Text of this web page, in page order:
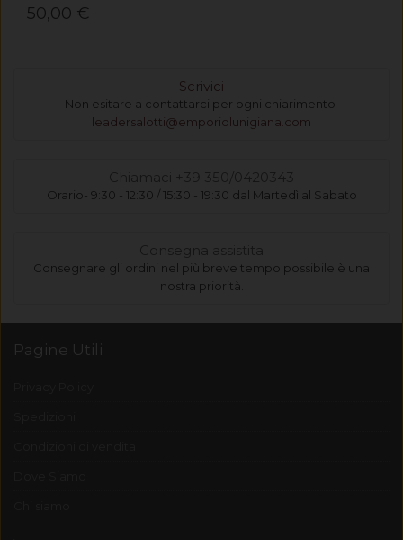
50,00 €
Scrivici
Non esitare a contattarci per ogni chiarimento
leadersalotti@emporiolunigiana.com
Chiamaci +39 350/0420343
Orario- 9:30 - 12:30 / 15:30 - 19:30 dal Martedì al Sabato
Consegna assistita
Consegnare gli ordini nel più breve tempo possibile è una
nostra priorità.
Pagine Utili